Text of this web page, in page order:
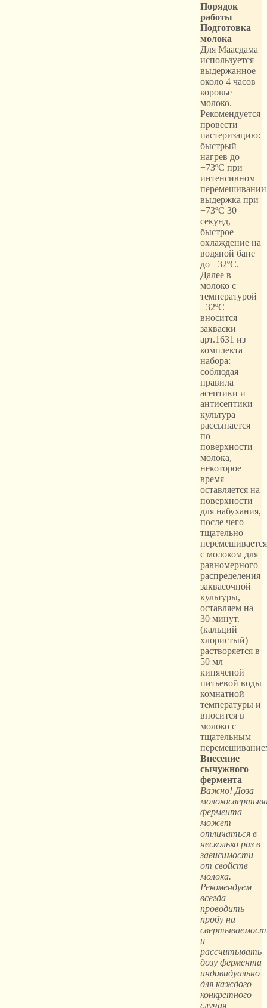
Порядок
работы
Подготовка
молока
Для Маасдама
используется
выдержанное
около 4 часов
коровье
молоко.
Рекомендуется
провести
пастеризацию:
быстрый
нагрев до
+73ºС при
интенсивном
выдержка при
+73ºС 30
секунд,
быстрое
охлаждение на
водяной бане
до +32ºС.
Далее в
молоко с
температурой
+32ºС
вносится
закваски
арт.1631 из
комплекта
набора:
соблюдая
правила
асептики и
антисептики
культура
рассыпается
по
поверхности
молока,
некоторое
время
оставляется на
поверхности
для набухания,
после чего
тщательно
перемешивается
с молоком для
равномерного
распределения
заквасочной
культуры,
оставляем на
30 минут.
(кальций
хлористый)
растворяется в
50 мл
кипяченой
питьевой воды
комнатной
температуры и
вносится в
молоко с
тщательным
Внесение
сычужного
фермента
Важно! Доза
фермента
может
отличаться в
несколько раз в
зависимости
от свойств
молока.
Рекомендуем
всегда
проводить
пробу на
и
рассчитывать
дозу фермента
индивидуально
для каждого
конкретного
случая